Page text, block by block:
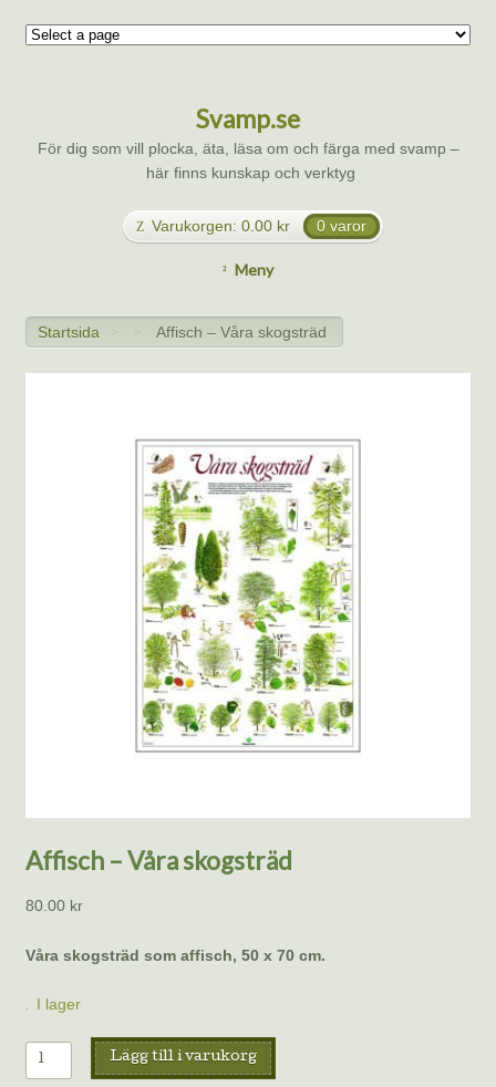
Svamp.se
För dig som vill plocka, äta, läsa om och färga med svamp –
här finns kunskap och verktyg
Varukorgen: 0.00 kr 0 varor
Meny
Startsida > > Affisch – Våra skogsträd
Affisch – Våra skogsträd
80.00 kr
Våra skogsträd som affisch, 50 x 70 cm.
I lager
Affisch
–
Lägg till i varukorg